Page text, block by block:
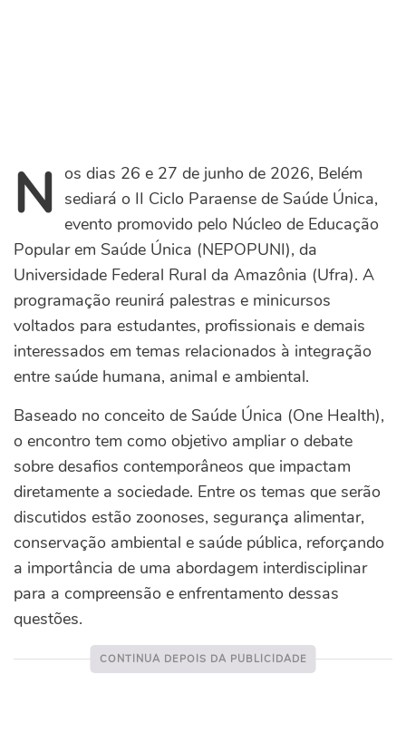
Nos dias 26 e 27 de junho de 2026, Belém
sediará o II Ciclo Paraense de Saúde Única,
evento promovido pelo Núcleo de Educação
Popular em Saúde Única (NEPOPUNI), da
Universidade Federal Rural da Amazônia (Ufra). A
programação reunirá palestras e minicursos
voltados para estudantes, profissionais e demais
interessados em temas relacionados à integração
entre saúde humana, animal e ambiental.
Baseado no conceito de Saúde Única (One Health),
o encontro tem como objetivo ampliar o debate
sobre desafios contemporâneos que impactam
diretamente a sociedade. Entre os temas que serão
discutidos estão zoonoses, segurança alimentar,
conservação ambiental e saúde pública, reforçando
a importância de uma abordagem interdisciplinar
para a compreensão e enfrentamento dessas
questões.